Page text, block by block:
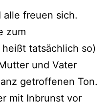
alle freuen sich.
zum
tatsächlich so)
und Vater
getroffenen Ton.
mit Inbrunst vor